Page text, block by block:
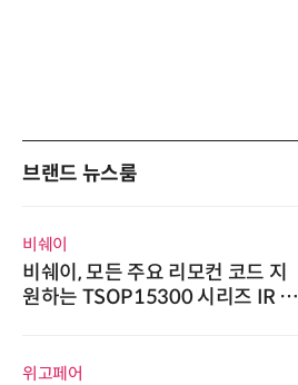
브랜드 뉴스룸
비쉐이
비쉐이, 모든 주요 리모컨 코드 지
원하는 TSOP15300 시리즈 IR 수
위고페어